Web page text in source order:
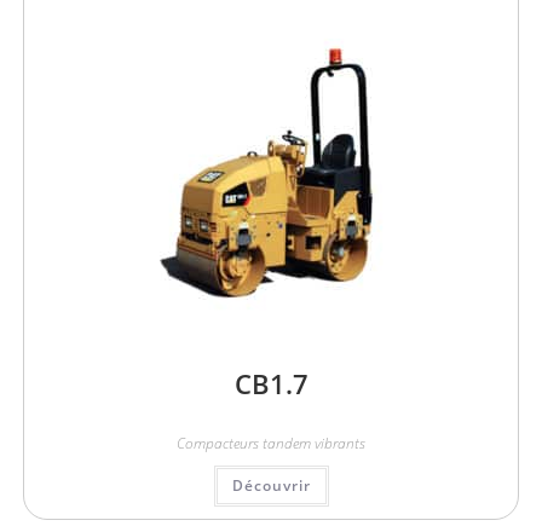
CB1.7
Compacteurs tandem vibrants
Découvrir